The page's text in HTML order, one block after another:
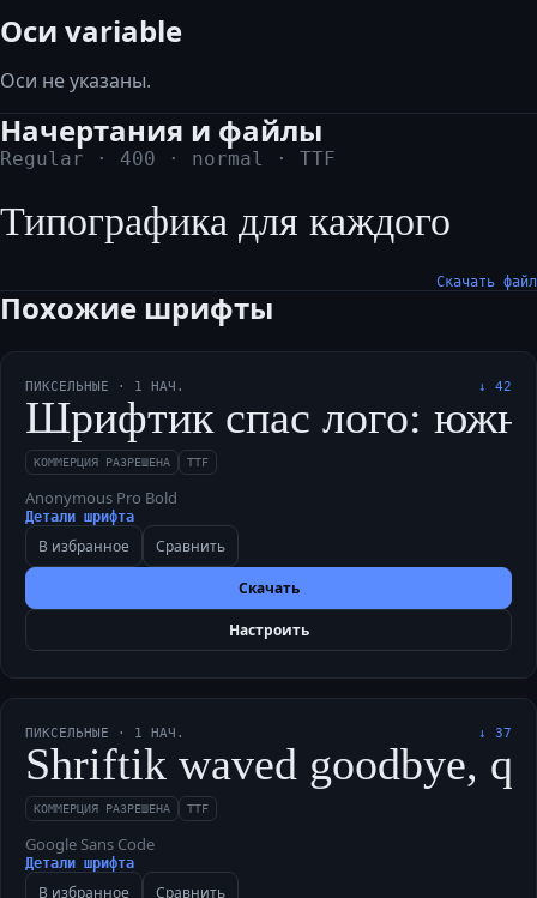
Оси variable
Оси не указаны.
Начертания и файлы
Regular · 400 · normal · TTF
Типографика для каждого
Скачать файл
Похожие шрифты
ПИКСЕЛЬНЫЕ · 1 НАЧ. ↓ 42
Шрифтик спас лого:
КОММЕРЦИЯ РАЗРЕШЕНА TTF
Anonymous Pro Bold
Детали шрифта
В избранное Сравнить
Скачать
Настроить
ПИКСЕЛЬНЫЕ · 1 НАЧ. ↓ 37
Shriftik waved goodbye,
КОММЕРЦИЯ РАЗРЕШЕНА TTF
Google Sans Code
Детали шрифта
В избранное Сравнить